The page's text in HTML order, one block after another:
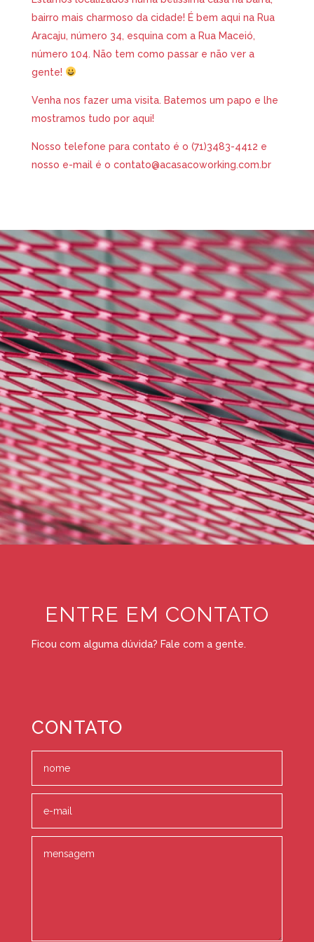
bairro mais charmoso da cidade! É bem aqui na Rua
Aracaju, número 34, esquina com a Rua Maceió,
número 104. Não tem como passar e não ver a
gente!
Venha nos fazer uma visita. Batemos um papo e lhe
mostramos tudo por aqui!
Nosso telefone para contato é o (71)3483-4412 e
nosso e-mail é o contato@acasacoworking.com.br
ENTRE EM CONTATO
Ficou com alguma dúvida? Fale com a gente.
CONTATO